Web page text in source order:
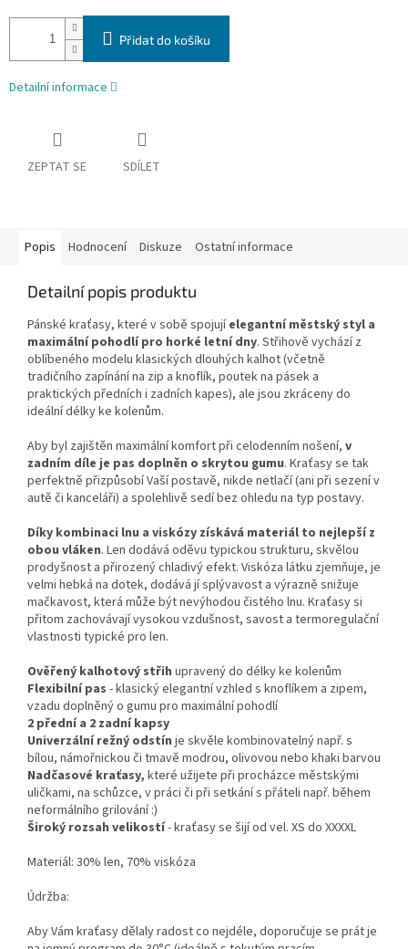
Přidat do košíku
Detailní informace
ZEPTAT SE SDÍLET
Popis Hodnocení Diskuze Ostatní informace
Detailní popis produktu
Pánské kraťasy, které v sobě spojujíelegantní městský styl a
maximální pohodlí pro horké letní dny. Střihově vychází z
oblíbeného modelu klasických dlouhých kalhot (včetně
tradičního zapínání na zip a knoflík, poutek na pásek a
praktických předních i zadních kapes), ale jsou zkráceny do
ideální délky ke kolenům.
Aby byl zajištěn maximální komfort při celodenním nošení, v
zadním díle je pas doplněn o skrytou gumu. Kraťasy se tak
perfektně přizpůsobí Vaší postavě, nikde netlačí (ani při sezení v
autě či kanceláři) a spolehlivě sedí bez ohledu na typ postavy.
Díky kombinaci lnu a viskózy získává materiál to nejlepší z
obou vláken. Len dodává oděvu typickou strukturu, skvělou
prodyšnost a přirozený chladivý efekt. Viskóza látku zjemňuje, je
velmi hebká na dotek, dodává jí splývavost a výrazně snižuje
mačkavost, která může být nevýhodou čistého lnu. Kraťasy si
přitom zachovávají vysokou vzdušnost, savost a termoregulační
vlastnosti typické pro len.
Ověřený kalhotový střih upravený do délky ke kolenům
Flexibilní pas - klasický elegantní vzhled s knoflíkem a zipem,
vzadu doplněný o gumu pro maximální pohodlí
2 přední a 2 zadní kapsy
Univerzální režný odstín je skvěle kombinovatelný např. s
bílou, námořnickou či tmavě modrou, olivovou nebo khaki barvou
Nadčasové kraťasy, které užijete při procházce městskými
uličkami, na schůzce, v práci či při setkání s přáteli např. během
neformálního grilování :)
Široký rozsah velikostí- kraťasy se šijí od vel. XS do XXXXL
Materiál: 30% len, 70% viskóza
Údržba:
Aby Vám kraťasy dělaly radost co nejdéle, doporučuje se prát je